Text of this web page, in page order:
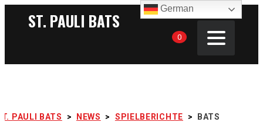
ST. PAULI BATS
0
PAULI BATS > NEWS > SPIELBERICHTE >
BATS
German